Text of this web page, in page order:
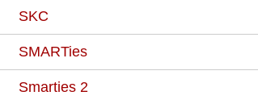
SKC
SMARTies
Smarties 2